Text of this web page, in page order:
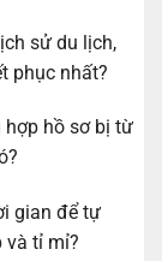
sử du lịch,
phục nhất?
hồ sơ bị từ
gian để tự
và tỉ mỉ?